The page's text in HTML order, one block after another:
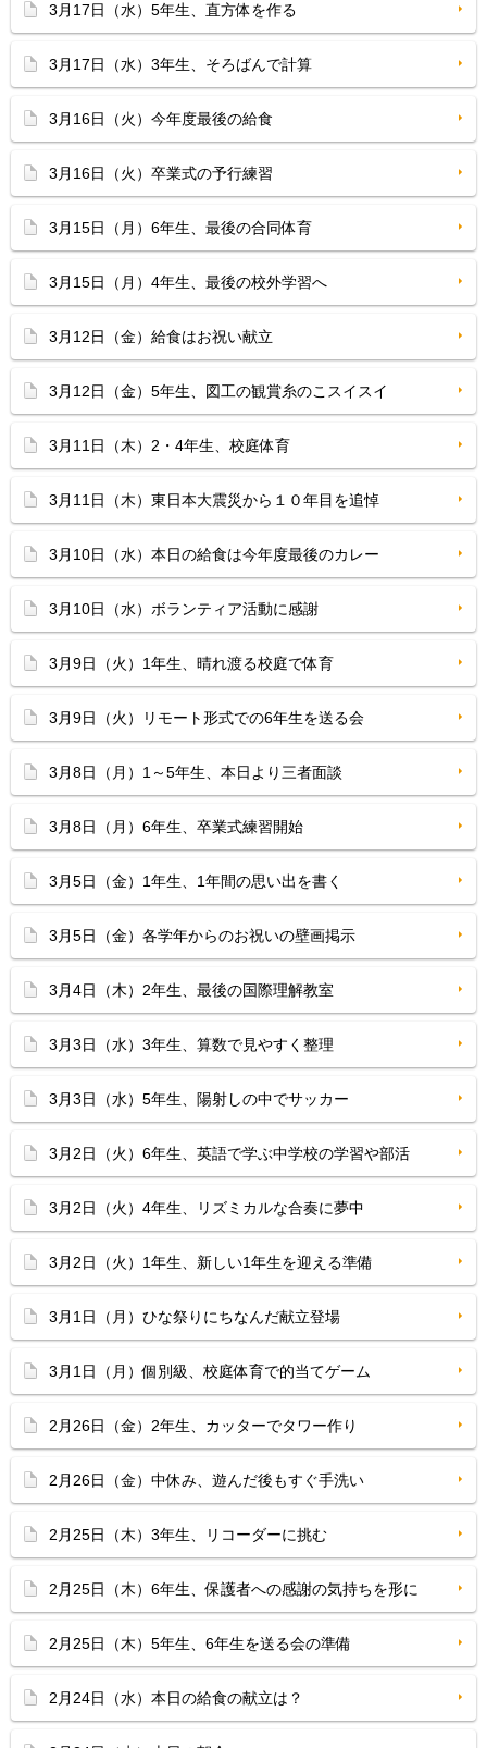
3月17日（水）5年生、直方体を作る
3月17日（水）3年生、そろばんで計算
3月16日（火）今年度最後の給食
3月16日（火）卒業式の予行練習
3月15日（月）6年生、最後の合同体育
3月15日（月）4年生、最後の校外学習へ
3月12日（金）給食はお祝い献立
3月12日（金）5年生、図工の観賞糸のこスイスイ
3月11日（木）2・4年生、校庭体育
3月11日（木）東日本大震災から１０年目を追悼
3月10日（水）本日の給食は今年度最後のカレー
3月10日（水）ボランティア活動に感謝
3月9日（火）1年生、晴れ渡る校庭で体育
3月9日（火）リモート形式での6年生を送る会
3月8日（月）1～5年生、本日より三者面談
3月8日（月）6年生、卒業式練習開始
3月5日（金）1年生、1年間の思い出を書く
3月5日（金）各学年からのお祝いの壁画掲示
3月4日（木）2年生、最後の国際理解教室
3月3日（水）3年生、算数で見やすく整理
3月3日（水）5年生、陽射しの中でサッカー
3月2日（火）6年生、英語で学ぶ中学校の学習や部活
3月2日（火）4年生、リズミカルな合奏に夢中
3月2日（火）1年生、新しい1年生を迎える準備
3月1日（月）ひな祭りにちなんだ献立登場
3月1日（月）個別級、校庭体育で的当てゲーム
2月26日（金）2年生、カッターでタワー作り
2月26日（金）中休み、遊んだ後もすぐ手洗い
2月25日（木）3年生、リコーダーに挑む
2月25日（木）6年生、保護者への感謝の気持ちを形に
2月25日（木）5年生、6年生を送る会の準備
2月24日（水）本日の給食の献立は？